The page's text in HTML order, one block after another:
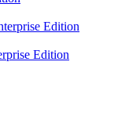
Edition
Edition